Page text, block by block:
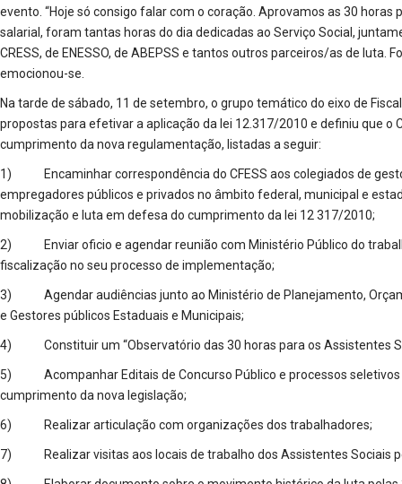
evento. “Hoje só consigo falar com o coração. Aprovamos as 30 horas
salarial, foram tantas horas do dia dedicadas ao Serviço Social,
CRESS, de ENESSO, de ABEPSS e tantos outros parceiros/as de luta.
emocionou-se.
Na tarde de sábado, 11 de setembro, o grupo temático do eixo de
propostas para efetivar a aplicação da lei 12.317/2010 e definiu que o
cumprimento da nova regulamentação, listadas a seguir:
1) Encaminhar correspondência do CFESS aos colegiados de
empregadores públicos e privados no âmbito federal, municipal e
mobilização e luta em defesa do cumprimento da lei 12 317/2010;
2) Enviar oficio e agendar reunião com Ministério Público do
fiscalização no seu processo de implementação;
3) Agendar audiências junto ao Ministério de Planejamento,
e Gestores públicos Estaduais e Municipais;
4) Constituir um “Observatório das 30 horas para os Assistentes
5) Acompanhar Editais de Concurso Público e processos seletivos
cumprimento da nova legislação;
6) Realizar articulação com organizações dos trabalhadores;
7) Realizar visitas aos locais de trabalho dos Assistentes Sociais